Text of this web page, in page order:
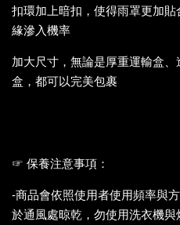
扣環加上暗扣，使得雨罩更加
緣滲入機率
加大尺寸，無論是厚重運輸盒
盒，都可以完美包裹
☞ 保養注意事項：
-商品會依照使用者使用頻率與
於通風處晾乾，勿使用洗衣機與